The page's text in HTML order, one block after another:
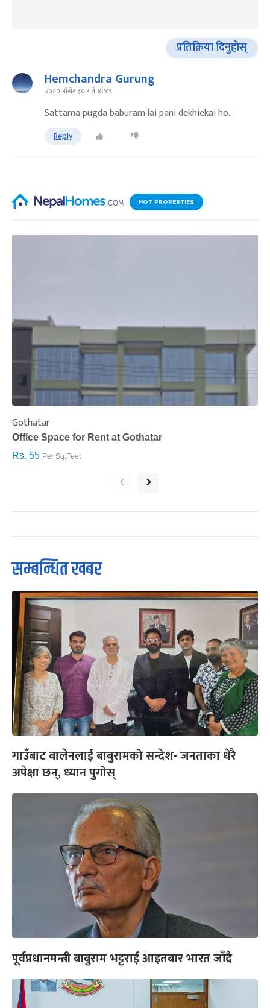
प्रतिक्रिया दिनुहोस्
Hemchandra Gurung
२०८० मंसिर ३० गते ४:४९
Sattama pugda baburam lai pani dekhiekai ho...
Reply
HOT PROPERTIES
Gothatar
Office Space for Rent at Gothatar
Rs. 55 Per Sq.Feet
‹ ›
सम्बन्धित खबर
गाउँबाट बालेनलाई बाबुरामको सन्देश- जनताका धेरै
अपेक्षा छन्, ध्यान पुगोस्
पूर्वप्रधानमन्त्री बाबुराम भट्टराई आइतबार भारत जाँदै